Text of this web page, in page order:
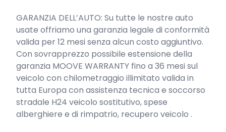
GARANZIA DELL’AUTO: Su tutte le nostre auto
usate offriamo una garanzia legale di conformità
valida per 12 mesi senza alcun costo aggiuntivo.
Con sovrapprezzo possibile estensione della
garanzia MOOVE WARRANTY fino a 36 mesi sul
veicolo con chilometraggio illimitato valida in
tutta Europa con assistenza tecnica e soccorso
stradale H24 veicolo sostitutivo, spese
alberghiere e di rimpatrio, recupero veicolo .